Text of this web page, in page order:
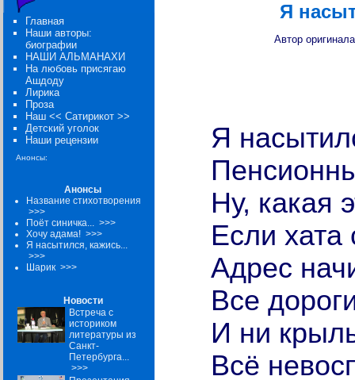
Главная
Наши авторы:
биографии
НАШИ АЛЬМАНАХИ
На любовь присягаю
Ашдоду
Лирика
Проза
Наш << Сатирикот >>
Детский уголок
Наши рецензии
Анонсы:
Анонсы
Название стихотворения
>>>
Поёт синичка... >>>
Хочу адама! >>>
Я насытился, кажись...
>>>
Шарик >>>
Новости
Встреча с
историком
литературы из
Санкт-
Петербурга...
>>>
Я
Автор
Я
Ну, какая
Если хата
Адрес
Все
И ни
Всё